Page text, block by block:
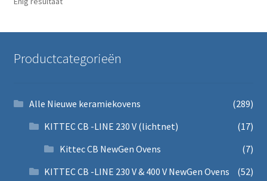
Contact
Productcategorieën
Alle Nieuwe keramiekovens
(289)
KITTEC CB -LINE 230 V (lichtnet)
(17)
Kittec CB NewGen Ovens
(7)
KITTEC CB -LINE 230 V & 400 V NewGen Ovens
(52)